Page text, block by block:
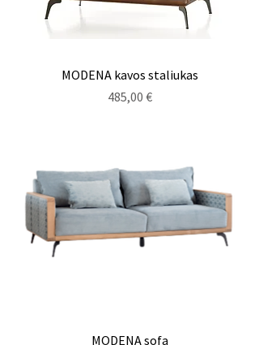
MODENA kavos staliukas
Kaina
485,00 €
MODENA sofa